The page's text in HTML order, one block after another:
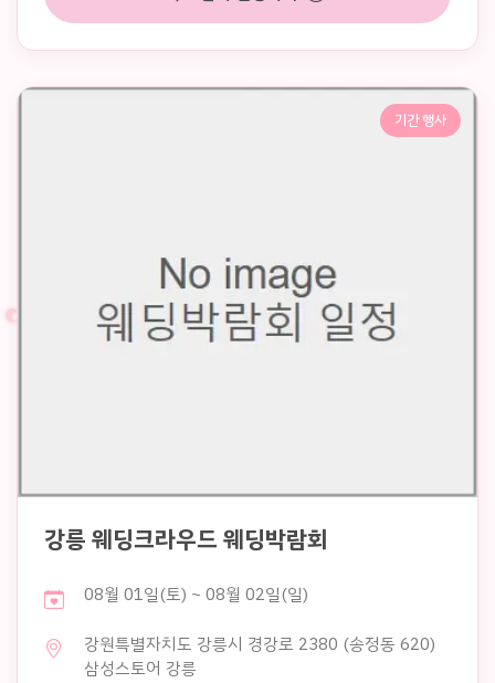
기간 행사
강릉 웨딩크라우드 웨딩박람회
08월 01일(토) ~ 08월 02일(일)
강원특별자치도 강릉시 경강로 2380 (송정동 620)
삼성스토어 강릉